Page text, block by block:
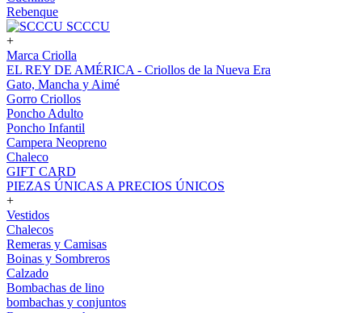
Rebenque
SCCCU
+
Marca Criolla
EL REY DE AMÉRICA - Criollos de la Nueva Era
Gato, Mancha y Aimé
Gorro Criollos
Poncho Adulto
Poncho Infantil
Campera Neopreno
Chaleco
GIFT CARD
PIEZAS ÚNICAS A PRECIOS ÚNICOS
+
Vestidos
Chalecos
Remeras y Camisas
Boinas y Sombreros
Calzado
Bombachas de lino
bombachas y conjuntos